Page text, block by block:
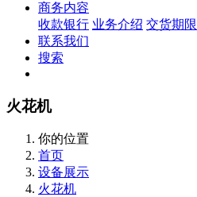
商务内容
收款银行 业务介绍 交货期限
联系我们
搜索
火花机
你的位置
首页
设备展示
火花机